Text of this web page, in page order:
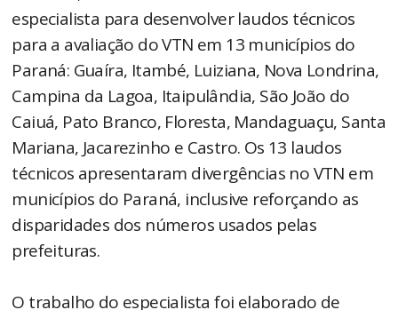
especialista para desenvolver laudos técnicos
para a avaliação do VTN em 13 municípios do
Paraná: Guaíra, Itambé, Luiziana, Nova Londrina,
Campina da Lagoa, Itaipulândia, São João do
Caiuá, Pato Branco, Floresta, Mandaguaçu, Santa
Mariana, Jacarezinho e Castro. Os 13 laudos
técnicos apresentaram divergências no VTN em
municípios do Paraná, inclusive reforçando as
disparidades dos números usados pelas
prefeituras.
O trabalho do especialista foi elaborado de